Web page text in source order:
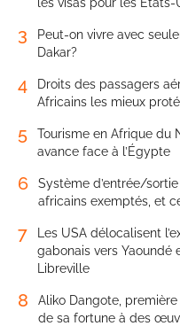
3
Peut-on vivre avec
Dakar?
4
Droits des passagers
Africains les mieux
5
Tourisme en Afrique du
avance face à l’Égypte
6
Système d’entrée/
africains exemptés, et
7
Les USA délocalisent
gabonais vers Yaoundé
Libreville
8
Aliko Dangote,
de sa fortune à des